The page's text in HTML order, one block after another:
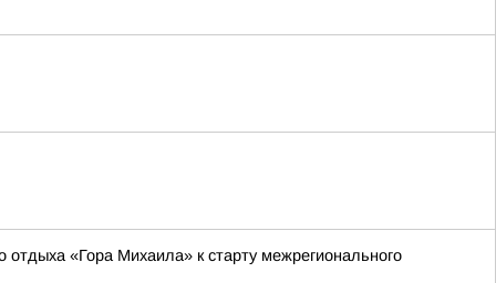
«Гора Михаила» к старту межрегионального